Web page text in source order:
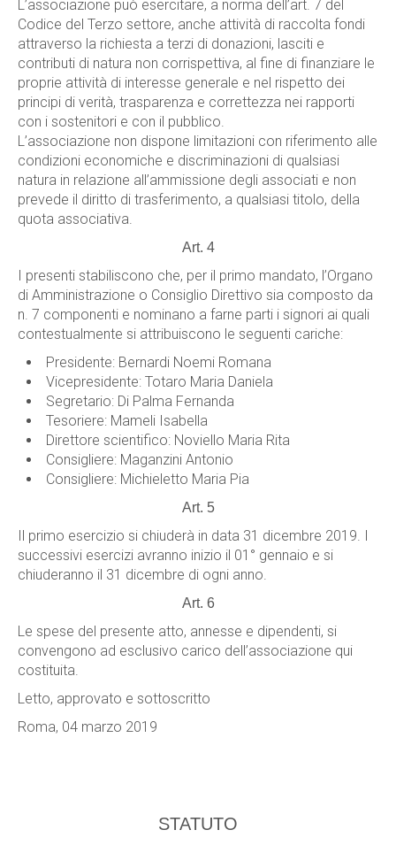
L’associazione può esercitare, a norma dell’art. 7 del
Codice del Terzo settore, anche attività di raccolta fondi
attraverso la richiesta a terzi di donazioni, lasciti e
contributi di natura non corrispettiva, al fine di finanziare le
proprie attività di interesse generale e nel rispetto dei
principi di verità, trasparenza e correttezza nei rapporti
con i sostenitori e con il pubblico.
L’associazione non dispone limitazioni con riferimento alle
condizioni economiche e discriminazioni di qualsiasi
natura in relazione all’ammissione degli associati e non
prevede il diritto di trasferimento, a qualsiasi titolo, della
quota associativa.
Art. 4
I presenti stabiliscono che, per il primo mandato, l’Organo
di Amministrazione o Consiglio Direttivo sia composto da
n. 7 componenti e nominano a farne parti i signori ai quali
contestualmente si attribuiscono le seguenti cariche:
Presidente: Bernardi Noemi Romana
Vicepresidente: Totaro Maria Daniela
Segretario: Di Palma Fernanda
Tesoriere: Mameli Isabella
Direttore scientifico: Noviello Maria Rita
Consigliere: Maganzini Antonio
Consigliere: Michieletto Maria Pia
Art. 5
Il primo esercizio si chiuderà in data 31 dicembre 2019. I
successivi esercizi avranno inizio il 01° gennaio e si
chiuderanno il 31 dicembre di ogni anno.
Art. 6
Le spese del presente atto, annesse e dipendenti, si
convengono ad esclusivo carico dell’associazione qui
costituita.
Letto, approvato e sottoscritto
Roma, 04 marzo 2019
STATUTO